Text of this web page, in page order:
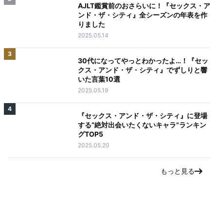
AJLT鑑賞前のおさらいに！『セックス・ア
ンド・ザ・シティ』全シーズンの年表を作
りました
2025.05.14
3
30代になってやっとわかったよ…！『セッ
クス・アンド・ザ・シティ』でずしりと響
いた言葉10選
2025.05.19
4
『セックス・アンド・ザ・シティ』に登場
する“絶対出会いたくないキャラ”ランキン
グTOP5
2025.05.20
もっと見る